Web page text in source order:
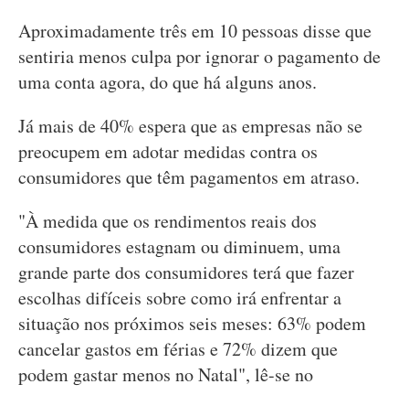
Aproximadamente três em 10 pessoas disse que
sentiria menos culpa por ignorar o pagamento de
uma conta agora, do que há alguns anos.
Já mais de 40% espera que as empresas não se
preocupem em adotar medidas contra os
consumidores que têm pagamentos em atraso.
"À medida que os rendimentos reais dos
consumidores estagnam ou diminuem, uma
grande parte dos consumidores terá que fazer
escolhas difíceis sobre como irá enfrentar a
situação nos próximos seis meses: 63% podem
cancelar gastos em férias e 72% dizem que
podem gastar menos no Natal", lê-se no